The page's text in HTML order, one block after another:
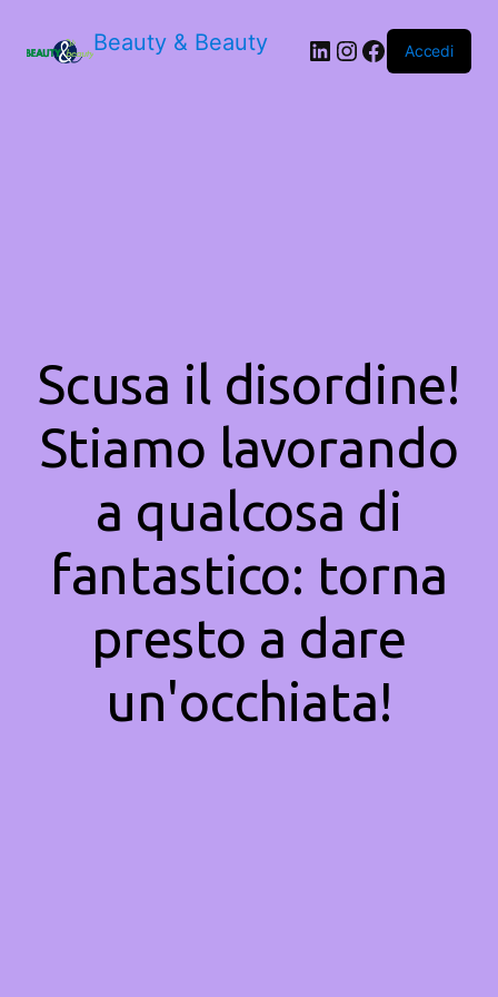
Beauty & Beauty LinkedIn
Instagram
Facebook
Accedi
Scusa il disordine!
Stiamo lavorando
a qualcosa di
fantastico: torna
presto a dare
un'occhiata!